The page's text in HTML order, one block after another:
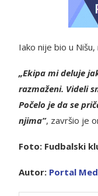
Iako nije bio u
„Ekipa mi deluje
razmaženi. Videli
Počelo je da se
njima”, završio je
Foto: Fudbalski
Autor: Portal